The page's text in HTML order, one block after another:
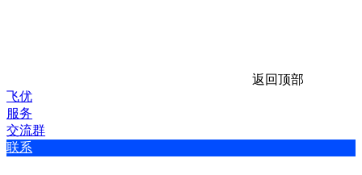
返回顶部
飞优
服务
交流群
联系